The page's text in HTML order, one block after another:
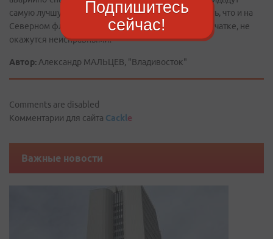
самую лучшую технику. Но кто может гарантировать, что и на
Северном флоте понтоны, как в свое время на Камчатке, не
окажутся неисправными?
Автор: Александр МАЛЬЦЕВ, "Владивосток"
Comments are disabled
Комментарии для сайта Cackle
Важные новости
Подпишитесь
сейчас!